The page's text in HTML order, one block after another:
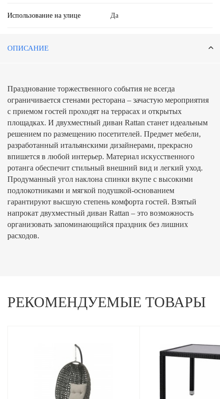
Использование на улице Да
ОПИСАНИЕ
Празднование торжественного события не всегда
ограничивается стенами ресторана – зачастую мероприятия
с приемом гостей проходят на террасах и открытых
площадках. И двухместный диван Rattan станет идеальным
решением по размещению посетителей. Предмет мебели,
разработанный итальянскими дизайнерами, прекрасно
впишется в любой интерьер. Материал искусственного
ротанга обеспечит стильный внешний вид и легкий уход.
Продуманный угол наклона спинки вкупе с высокими
подлокотниками и мягкой подушкой-основанием
гарантируют высшую степень комфорта гостей. Взятый
напрокат двухместный диван Rattan – это возможность
организовать запоминающийся праздник без лишних
расходов.
РЕКОМЕНДУЕМЫЕ ТОВАРЫ